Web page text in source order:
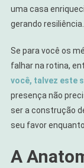
uma casa
gerando resiliência.
Se para você os
falhar na rotina,
você, talvez este
presença não
ser a construção
seu favor
A